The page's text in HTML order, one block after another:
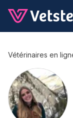
Vétérinaires en